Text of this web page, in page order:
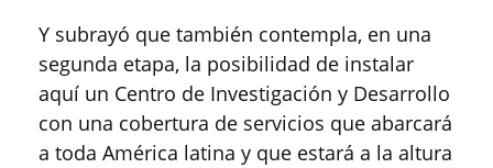
Y subrayó que también contempla, en una
segunda etapa, la posibilidad de instalar
aquí un Centro de Investigación y Desarrollo
con una cobertura de servicios que abarcará
a toda América latina y que estará a la altura